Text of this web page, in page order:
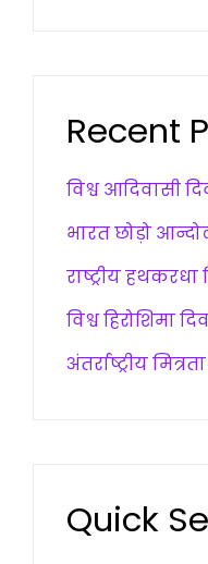
Recent
विश्व आदिवासी
भारत छोड़ो
राष्ट्रीय हथकरधा
विश्व हिरोशिमा
अंतर्राष्ट्रीय
Quick